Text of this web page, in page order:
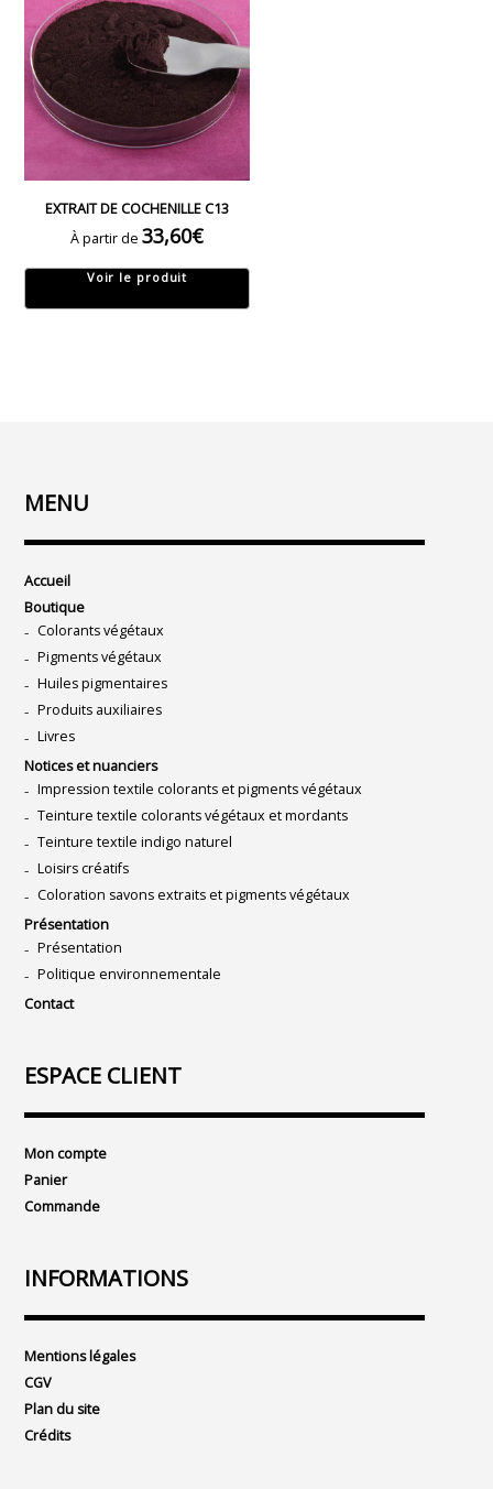
EXTRAIT DE COCHENILLE C13
À partir de33,60€
Voir le produit
MENU
Accueil
Boutique
Colorants végétaux
Pigments végétaux
Huiles pigmentaires
Produits auxiliaires
Livres
Notices et nuanciers
Impression textile colorants et pigments végétaux
Teinture textile colorants végétaux et mordants
Teinture textile indigo naturel
Loisirs créatifs
Coloration savons extraits et pigments végétaux
Présentation
Présentation
Politique environnementale
Contact
ESPACE CLIENT
Mon compte
Panier
Commande
INFORMATIONS
Mentions légales
CGV
Plan du site
Crédits